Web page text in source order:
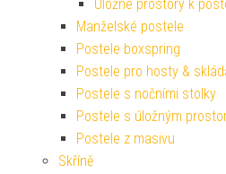
Úložné prostory k
Manželské postele
Postele boxspring
Postele pro hosty &
Postele s nočními stolky
Postele s úložným
Postele z masivu
Skříně